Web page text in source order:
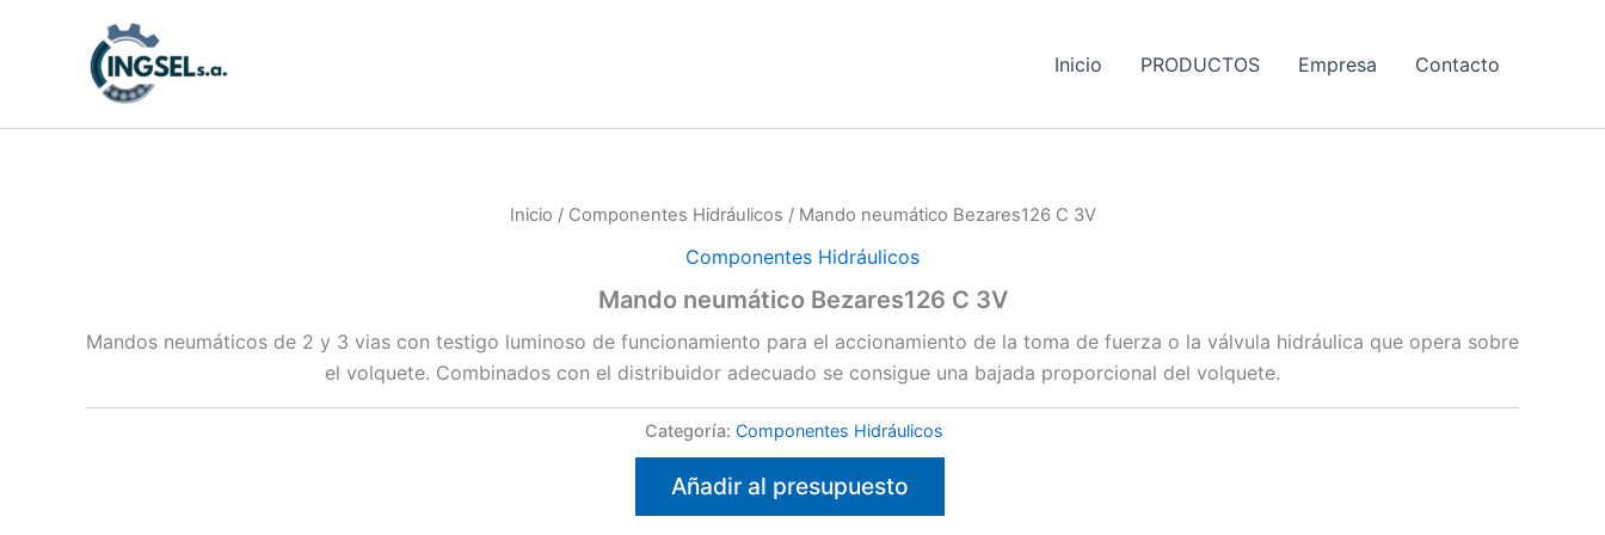
Inicio PRODUCTOS Empresa Contacto
Inicio / Componentes Hidráulicos / Mando neumático Bezares126 C 3V
Componentes Hidráulicos
Mando neumático Bezares126 C 3V
Mandos neumáticos de 2 y 3 vias con testigo luminoso de funcionamiento para el accionamiento de la toma de fuerza o la válvula hidráulica que opera sobre
el volquete. Combinados con el distribuidor adecuado se consigue una bajada proporcional del volquete.
Categoría: Componentes Hidráulicos
Añadir al presupuesto